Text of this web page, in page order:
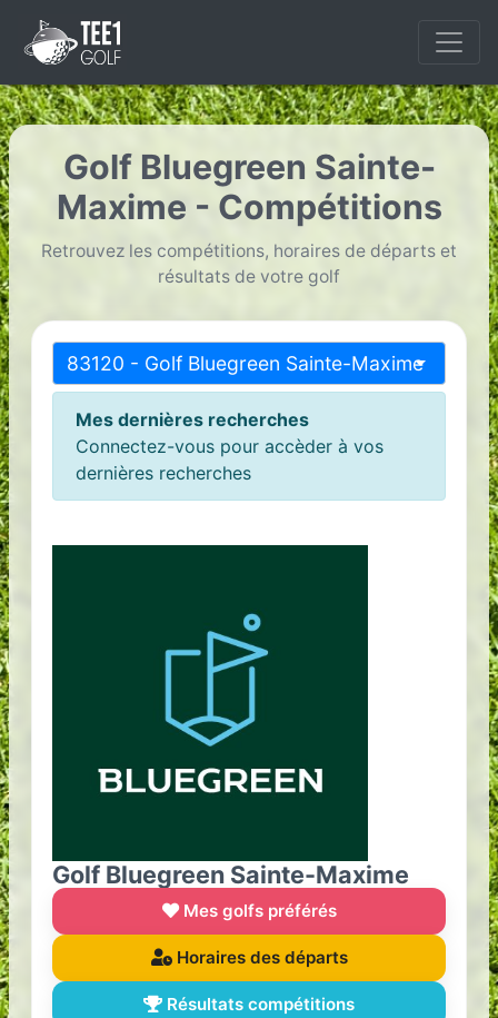
Golf Bluegreen Sainte-
Maxime - Compétitions
Retrouvez les compétitions, horaires de départs et
résultats de votre golf
83120 - Golf Bluegreen Sainte-Maxime
Mes dernières recherches
Connectez-vous pour accèder à vos
dernières recherches
Golf Bluegreen Sainte-Maxime
Mes golfs préférés
Horaires des départs
Résultats compétitions